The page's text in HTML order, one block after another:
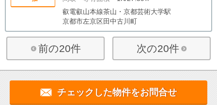
叡電叡山本線茶山・京都芸術大学駅
京都市左京区田中古川町
前の20件 次の20件
チェックした物件をお問合せ